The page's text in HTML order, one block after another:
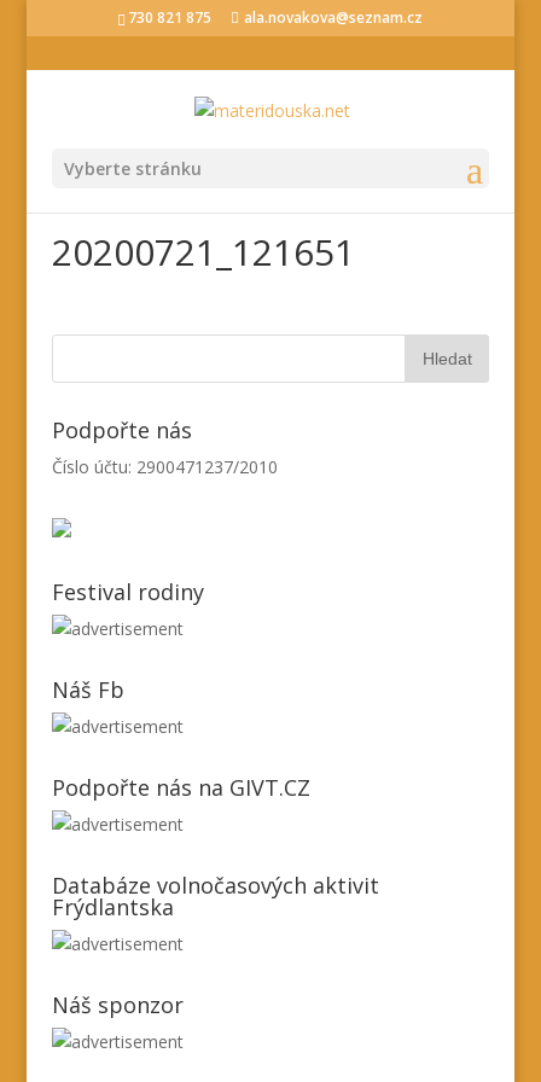
730 821 875 ala.novakova@seznam.cz
Vyberte stránku
20200721_121651
Podpořte nás
Číslo účtu: 2900471237/2010
Festival rodiny
Náš Fb
Podpořte nás na GIVT.CZ
Databáze volnočasových aktivit
Frýdlantska
Náš sponzor